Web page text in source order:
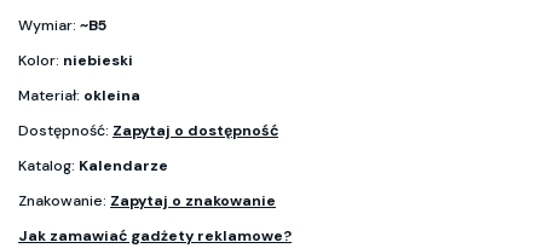
Wymiar: ~B5
Kolor: niebieski
Materiał: okleina
Dostępność: Zapytaj o dostępność
Katalog: Kalendarze
Znakowanie: Zapytaj o znakowanie
Jak zamawiać gadżety reklamowe?